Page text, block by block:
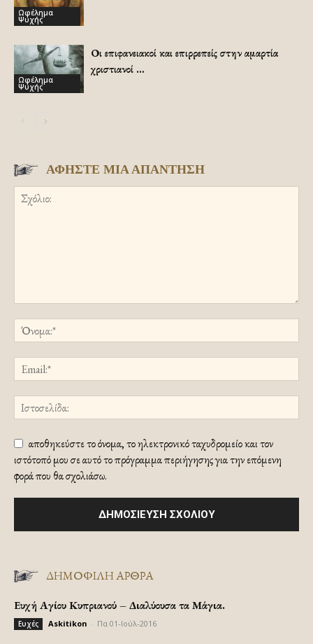
Ωφέλημα
Ψυχής
Ωφέλημα
Ψυχής
Οι επιφανειακοί και επιρρεπείς στην αμαρτία
χριστιανοί …
ΑΦΗΣΤΕ ΜΙΑ ΑΠΑΝΤΗΣΗ
αποθηκεύστε το όνομα, το ηλεκτρονικό ταχυδρομείο και τον
ιστότοπό μου σε αυτό το πρόγραμμα περιήγησης για την επόμενη
φορά που θα σχολιάσω.
ΔΗΜΟΦΙΛΗ ΑΡΘΡΑ
Ευχή Αγίου Κυπριανού – Διαλύουσα τα Μάγια.
Ευχές Askitikon Πα 01-Ιούλ-2016